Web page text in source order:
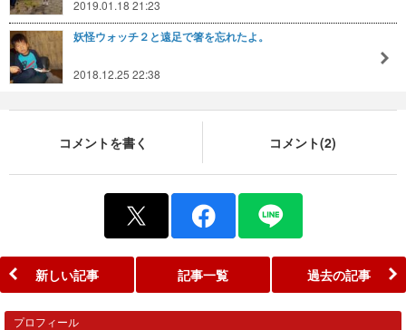
2019.01.18 21:23
妖怪ウォッチ２と遠足で箸を忘れたよ。
2018.12.25 22:38
コメントを書く コメント(2)
新しい記事 記事一覧 過去の記事
プロフィール